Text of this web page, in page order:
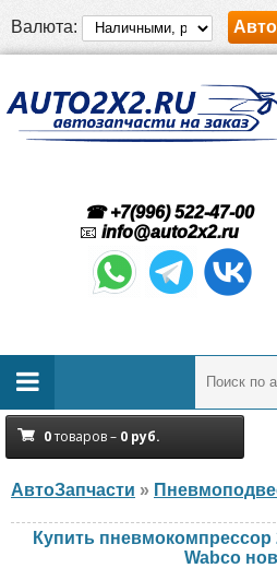
Валюта:
☎ +7(996) 522-47-00
📧 info@auto2x2.ru
0товаров – 0 руб.
АвтоЗапчасти »
Купить пневмокомпрессор
Wabco